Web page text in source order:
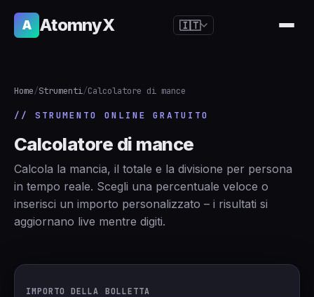
A AtomnyX 🇮🇹
🇯🇵日本語
🇷🇺 Русский
🇮🇳 हिन्दी
Home/Strumenti/Calcolatore di mance
// STRUMENTO ONLINE GRATUITO
Calcolatore di mance
Calcola la mancia, il totale e la divisione per persona
in tempo reale. Scegli una percentuale veloce o
inserisci un importo personalizzato – i risultati si
aggiornano live mentre digiti.
IMPORTO DELLA BOLLETTA